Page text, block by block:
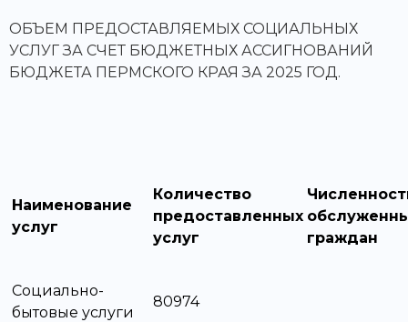
ОБЪЕМ ПРЕДОСТАВЛЯЕМЫХ СОЦИАЛЬНЫХ
УСЛУГ ЗА СЧЕТ БЮДЖЕТНЫХ АССИГНОВАНИЙ
БЮДЖЕТА ПЕРМСКОГО КРАЯ ЗА 2025 ГОД.
Наименование
услуг
Количество
предоставленных
услуг
граждан
Социально-
бытовые услуги
80974